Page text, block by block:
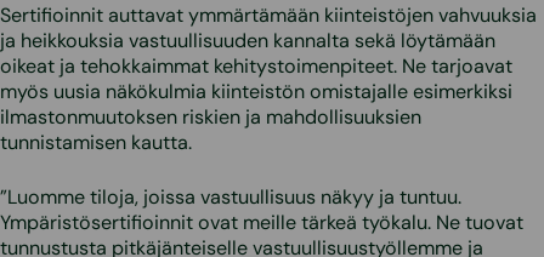
Sertifioinnit auttavat ymmärtämään kiinteistöjen vahvuuksia
ja heikkouksia vastuullisuuden kannalta sekä löytämään
oikeat ja tehokkaimmat kehitystoimenpiteet. Ne tarjoavat
myös uusia näkökulmia kiinteistön omistajalle esimerkiksi
ilmastonmuutoksen riskien ja mahdollisuuksien
tunnistamisen kautta.
”Luomme tiloja, joissa vastuullisuus näkyy ja tuntuu.
Ympäristösertifioinnit ovat meille tärkeä työkalu. Ne tuovat
tunnustusta pitkäjänteiselle vastuullisuustyöllemme ja